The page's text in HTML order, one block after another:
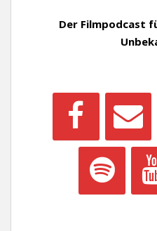
Der Filmpodcast